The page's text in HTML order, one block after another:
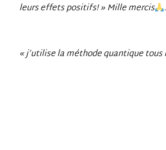
leurs effets positifs! » Mille mercis
.
« j’utilise la méthode quantique